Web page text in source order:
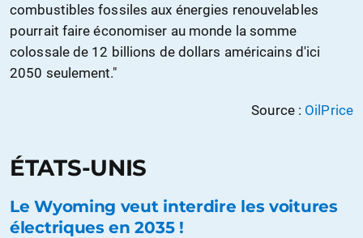
combustibles fossiles aux énergies renouvelables
pourrait faire économiser au monde la somme
colossale de 12 billions de dollars américains d'ici
2050 seulement."
Source : OilPrice
ÉTATS-UNIS
Le Wyoming veut interdire les voitures
électriques en 2035 !